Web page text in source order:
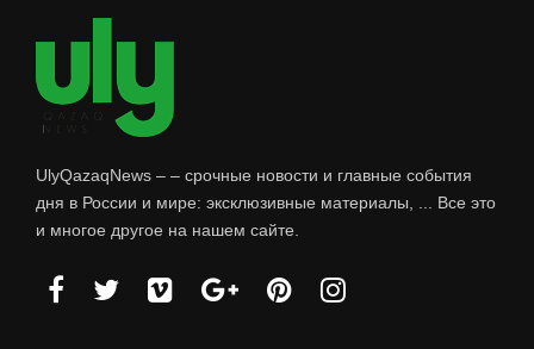
UlyQazaqNews – – срочные новости и главные события
дня в России и мире: эксклюзивные материалы, ... Все это
и многое другое на нашем сайте.